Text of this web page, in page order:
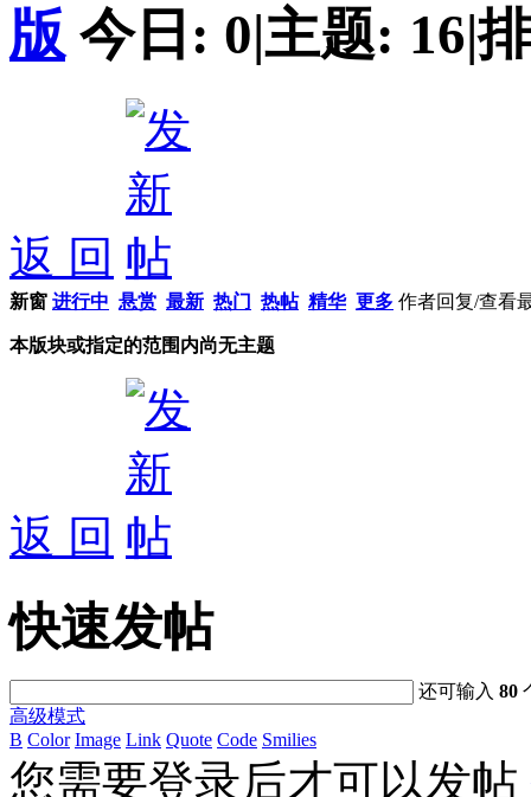
版 今日: 0|主题: 16|
返 回
新窗 进行中 悬赏 最新 热门 热帖 精华 更多 作者回复/查看
本版块或指定的范围内尚无主题
返 回
快速发帖
还可输入80
高级模式
B Color Image Link Quote Code Smilies
您需要登录后才可以发帖